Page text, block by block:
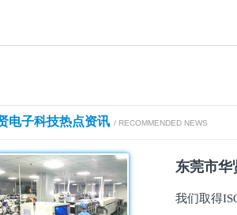
电子科技热点资讯 / RECOMMENDED NEWS
东莞市华
我们取得